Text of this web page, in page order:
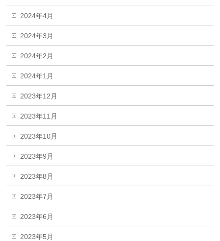
2024年4月
2024年3月
2024年2月
2024年1月
2023年12月
2023年11月
2023年10月
2023年9月
2023年8月
2023年7月
2023年6月
2023年5月